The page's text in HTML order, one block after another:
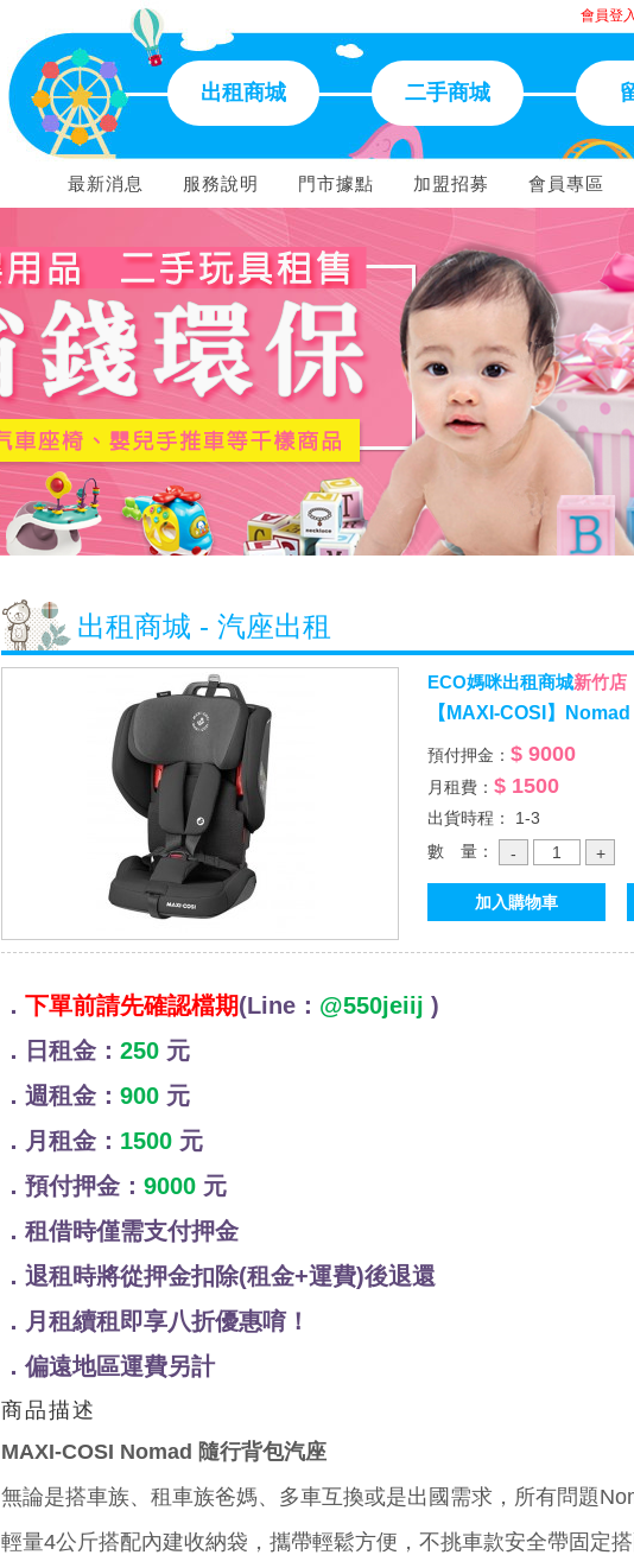
會員登入
出租商城 二手商城
最新消息 服務說明 門市據點 加盟招募 會員專區
出租商城 - 汽座出租
ECO媽咪出租商城新竹店
【MAXI-COSI】
預付押金： $ 9000
月租費： $ 1500
出貨時程： 1-3
數 量：
． 下單前請先確認檔期(Line： @550jeiij )
．日租金： 250 元
．週租金： 900 元
．月租金： 1500 元
．預付押金： 9000 元
．租借時僅需支付押金
．退租時將從押金扣除(租金+運費)後退還
．月租續租即享八折優惠唷！
．偏遠地區運費另計
商品描述
MAXI-COSI Nomad 隨行背包汽座
無論是搭車族、租車族爸媽、多車互換或是出國需求，所有問題
輕量4公斤搭配內建收納袋 ， 攜帶輕鬆方便， 不挑車款安全帶固定